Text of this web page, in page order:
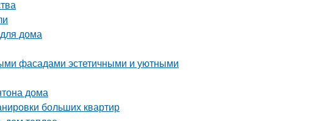
дома
фасадами эстетичными и уютными
дома
больших квартир